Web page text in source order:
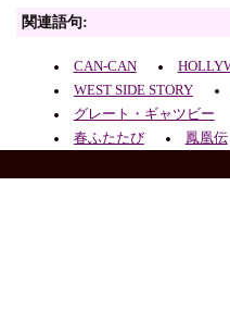
関連語句:
CAN-CAN
WEST SIDE STORY
グレート・ギャツビー
春ふたたび
鳳凰伝